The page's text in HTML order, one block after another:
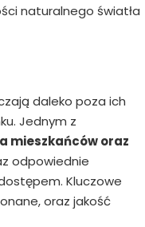
naturalnego światła
daleko poza ich
Jednym z
mieszkańców oraz
odpowiednie
Kluczowe
oraz jakość